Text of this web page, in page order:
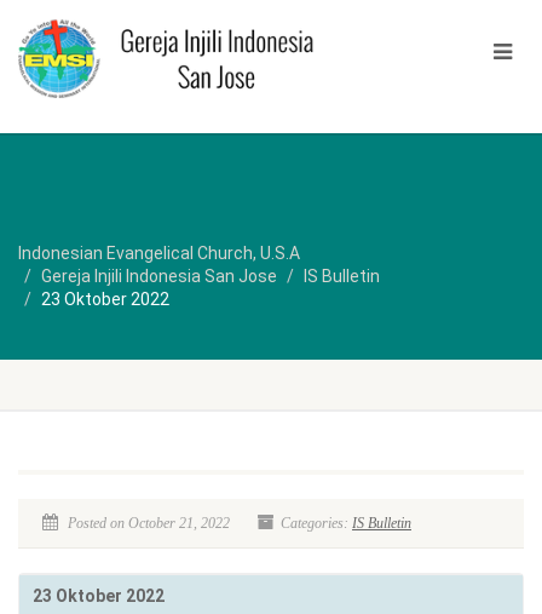
Indonesian Evangelical Church, U.S.A
Gereja Injili Indonesia San Jose
IS Bulletin
23 Oktober 2022
Posted on October 21, 2022 Categories: IS Bulletin
23 Oktober 2022